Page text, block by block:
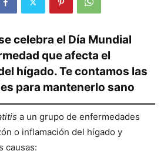
celebra el Día Mundial
que afecta el
hígado. Te contamos las
para mantenerlo sano
a un grupo de enfermedades
o inflamación del hígado y
causas: